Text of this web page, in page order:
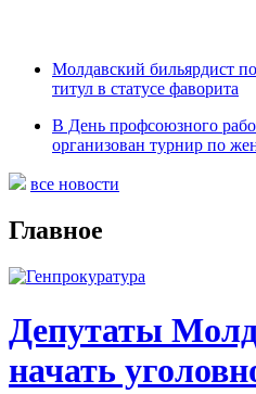
Молдавский бильярдист
титул в статусе фаворита
В День профсоюзного
организован турнир по
все новости
Главное
Депутаты
начать